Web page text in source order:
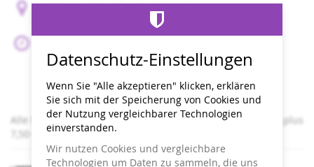
HOTEL LINDENMÜHLE, Kolonnadenweg 1
Beginn:19:00Uhr
Einlass:18:30Uhr
Zum Kalender hinzufügen
Alle Preise zzgl. einer Servicegebühr von 2,50 € pro Ticket plus
7,50 € pro Bestellung.
Produkte
Datenschutz-Einstellungen
Wenn Sie "Alle akzeptieren" klicken, erklären
Sie sich mit der Speicherung von Cookies und
der Nutzung vergleichbarer Technologien
einverstanden.
Wir nutzen Cookies und vergleichbare
Technologien um Daten zu sammeln, die uns